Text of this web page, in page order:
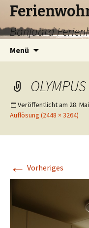
Banjaard
Menü
Veröffentlicht am 28.
Auflösung (2448 × 3264)
← Vorheriges